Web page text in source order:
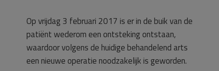
Op vrijdag 3 februari 2017 is er in de buik van de
patiënt wederom een ontsteking ontstaan,
waardoor volgens de huidige behandelend arts
een nieuwe operatie noodzakelijk is geworden.